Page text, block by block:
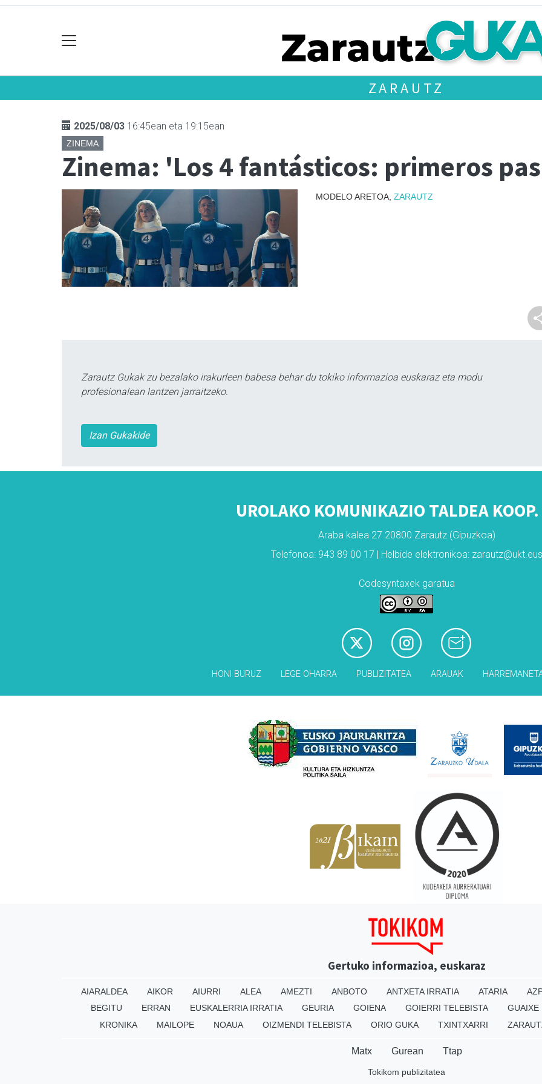
ZARAUTZ
2025/08/03 16:45ean eta 19:15ean
ZINEMA
Zinema: 'Los 4 fantásticos: primeros
MODELO ARETOA, ZARAUTZ
Zarautz Gukak zu bezalako irakurleen babesa behar du tokiko informazioa euskaraz eta modu
profesionalean lantzen jarraitzeko.
Izan Gukakide
UROLAKO KOMUNIKAZIO TALDEA
Araba kalea 27 20800 Zarautz (Gipuzkoa)
Telefonoa: 943 89 00 17 | Helbide elektronikoa: zarautz@ukt.eus
Codesyntaxek garatua
HONI BURUZ LEGE OHARRA PUBLIZITATEA ARAUAK
Gertuko informazioa, euskaraz
AIARALDEA AIKOR AIURRI ALEA AMEZTI ANBOTO ANTXETA IRRATIA ATARIA
BEGITU
ERRAN EUSKALERRIA IRRATIA GEURIA GOIENA GOIERRI TELEBISTA
GUAIXE
KRONIKA
MAILOPE NOAUA OIZMENDI TELEBISTA ORIO GUKA TXINTXARRI
Matx Gurean Ttap
Tokikom publizitatea